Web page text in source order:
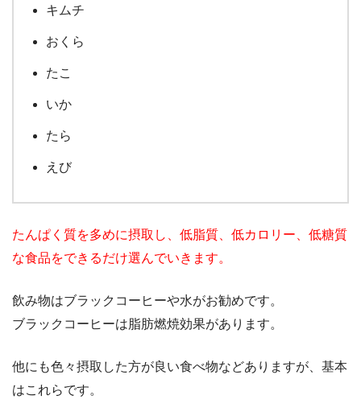
キムチ
おくら
たこ
いか
たら
えび
たんぱく質を多めに摂取し、低脂質、低カロリー、低糖質
な食品をできるだけ選んでいきます。
飲み物はブラックコーヒーや水がお勧めです。
ブラックコーヒーは脂肪燃焼効果があります。
他にも色々摂取した方が良い食べ物などありますが、基本
はこれらです。